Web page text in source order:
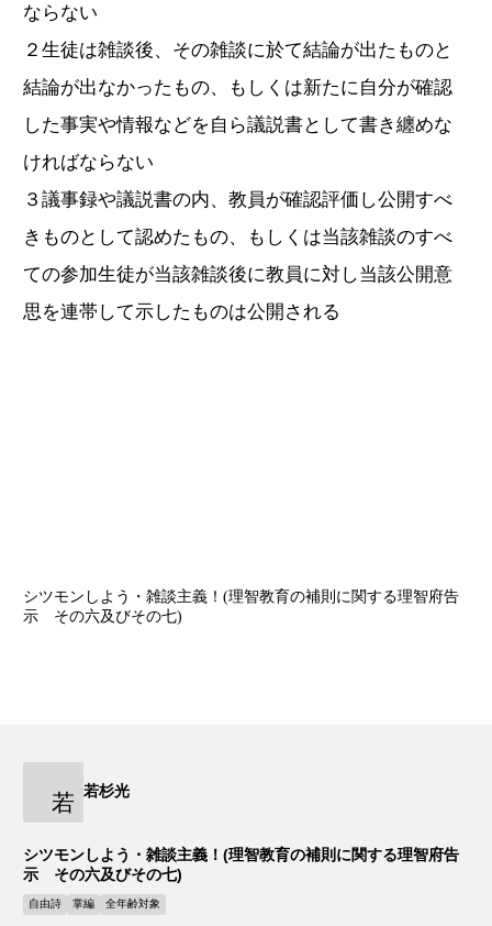
ならない
２生徒は雑談後、その雑談に於て結論が出たものと
結論が出なかったもの、もしくは新たに自分が確認
した事実や情報などを自ら議説書として書き纏めな
ければならない
３議事録や議説書の内、教員が確認評価し公開すべ
きものとして認めたもの、もしくは当該雑談のすべ
ての参加生徒が当該雑談後に教員に対し当該公開意
思を連帯して示したものは公開される
シツモンしよう・雑談主義！(理智教育の補則に関する理智府告
示 その六及びその七)
若 若杉光
シツモンしよう・雑談主義！(理智教育の補則に関する理智府告
示 その六及びその七)
自由詩 掌編 全年齢対象